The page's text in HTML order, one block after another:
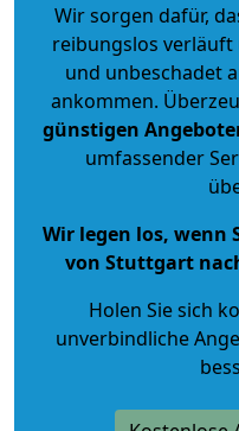
Wir sorgen dafür,
reibungslos verläuft
und unbeschadet
ankommen.
günstigen
umfassender
Wir legen los, wenn
von Stuttgart
Holen Sie sich
unverbindliche